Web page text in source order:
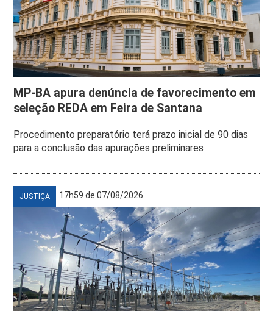
MP-BA apura denúncia de favorecimento em
seleção REDA em Feira de Santana
Procedimento preparatório terá prazo inicial de 90 dias
para a conclusão das apurações preliminares
JUSTIÇA 17h59 de 07/08/2026